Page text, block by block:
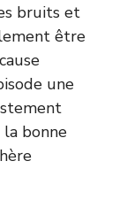
bruits et
être
une
bonne